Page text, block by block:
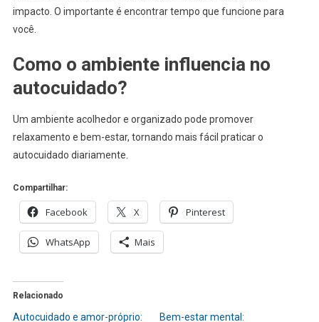
impacto. O importante é encontrar tempo que funcione para
você.
Como o ambiente influencia no
autocuidado?
Um ambiente acolhedor e organizado pode promover
relaxamento e bem-estar, tornando mais fácil praticar o
autocuidado diariamente.
Compartilhar:
Facebook X Pinterest
WhatsApp Mais
Relacionado
Autocuidado e amor-próprio: Bem-estar mental: